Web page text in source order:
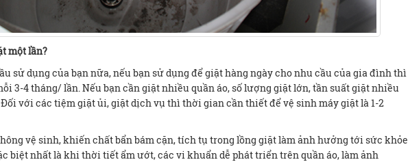
một lần?
sử dụng của bạn nữa, nếu bạn sử dụng để giặt hàng ngày cho nhu cầu của gia đình thì
3-4 tháng/ lần. Nếu bạn cần giặt nhiều quần áo, số lượng giặt lớn, tần suất giặt nhiều
với các tiệm giặt ủi, giặt dịch vụ thì thời gian cần thiết để vệ sinh máy giặt là 1-2
vệ sinh, khiến chất bẩn bám cặn, tích tụ trong lồng giặt làm ảnh hưởng tới sức khỏe
biệt nhất là khi thời tiết ẩm ướt, các vi khuẩn dễ phát triển trên quần áo, làm ảnh